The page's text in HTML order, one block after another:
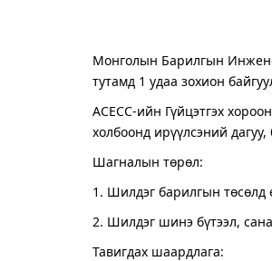
Монголын Барилгын
тутамд 1 удаа зохион
АСЕСС-ийн Гүйцэтгэх
холбоонд ирүүлсэний
Шагналын төрөл:
1. Шилдэг барилгын төсөлд
2. Шилдэг шинэ бүтээл,
Тавигдах шаардлага: